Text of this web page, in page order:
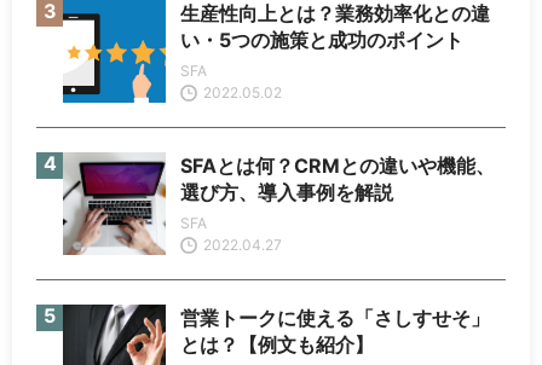
生産性向上とは？業務効率化との違
い・5つの施策と成功のポイント
2022.05.02
SFA
SFAとは何？CRMとの違いや機能、
選び方、導入事例を解説
2022.04.27
SFA
営業トークに使える「さしすせそ」
とは？【例文も紹介】